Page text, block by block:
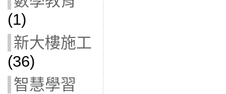
(1)
新大樓施工
(36)
智慧學習